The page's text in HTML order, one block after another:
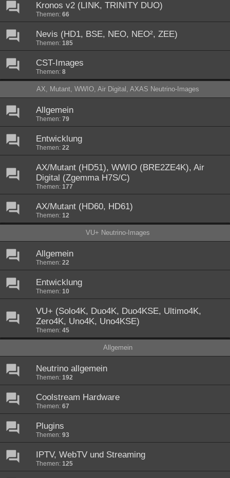
Kronos v2 (LINK, TRINITY DUO)
Themen: 66
Nevis (HD1, BSE, NEO, NEO², ZEE)
Themen: 185
CST-Images
Themen: 8
AX, Mutant, WWIO, Air Digital, AXAS Neutrino-Images
Allgemein
Themen: 79
Entwicklung
Themen: 22
AX/Mutant (HD51), WWIO (BRE2ZE4K), Air
Digital (Zgemma H7S/C)
Themen: 177
AX/Mutant (HD60, HD61)
Themen: 12
VU+ Neutrino-Images
Allgemein
Themen: 22
Entwicklung
Themen: 10
VU+ (Solo4K, Duo4K, Duo4KSE, Ultimo4K,
Zero4K, Uno4K, Uno4KSE)
Themen: 45
Allgemein
Neutrino allgemein
Themen: 192
Coolstream Hardware
Themen: 67
Plugins
Themen: 93
IPTV, WebTV und Streaming
Themen: 125